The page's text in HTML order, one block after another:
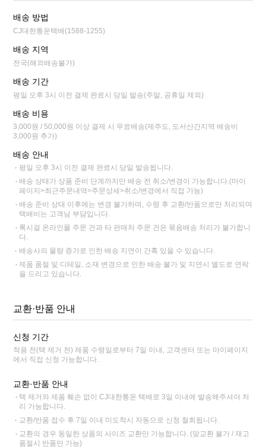
배송 방법
CJ대한통운택배(1588-1255)
배송 지역
전국(해외배송불가)
배송 기간
평일 오후 3시 이전 결제 완료시 당일 발송(주말, 공휴일 제외)
배송 비용
3,000원 / 50,000원 이상 결제 시 무료배송(제주도, 도서산간지역 배송비
3,000원 추가)
배송 안내
평일 오후 3시 이전 결제 완료시 당일 발송됩니다.
배송 상태가 상품 준비 단계까지만 배송 전 취소/변경이 가능합니다.(마이
페이지>최근주문내역>주문상세>취소/변경에서 직접 가능)
배송 준비 상태 이후에는 변경 불가하며, 수령 후 교환/반품으로만 처리되며
택배비는 고객님 부담입니다.
록시걸 온라인몰 주문 건과 타 판매처 주문 건은 묶음배송 처리가 불가합니
다.
배송사의 물량 증가로 인한 배송 지연이 간혹 있을 수 있습니다.
제품 품절 및 디테일, 소재 변경으로 인한 배송 불가 및 지연시 별도로 연락
을 드리고 있습니다.
교환·반품 안내
신청 기간
착용 전(택 제거 전) 제품 수령일로부터 7일 이내, 고객센터 또는 마이페이지
에서 직접 신청 가능합니다.
교환·반품 안내
택 제거와 제품 훼손 없이 CJ대한통운 택배로 3일 이내에 발송해주셔야 처
리 가능합니다.
교환/반품 접수 후 7일 이내 미도착시 자동으로 신청 철회됩니다.
교환의 경우 동일한 상품의 사이즈 교환만 가능합니다. (맞교환 불가 / 재고
품절시 반품만 가능)